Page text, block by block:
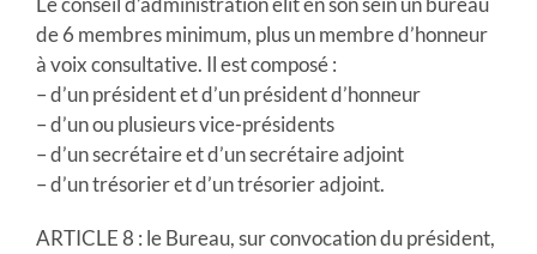
de 6 membres minimum, plus un membre d’honneur
à voix consultative. Il est composé :
– d’un président et d’un président d’honneur
– d’un ou plusieurs vice-présidents
– d’un secrétaire et d’un secrétaire adjoint
– d’un trésorier et d’un trésorier adjoint.
ARTICLE 8 : le Bureau, sur convocation du président,